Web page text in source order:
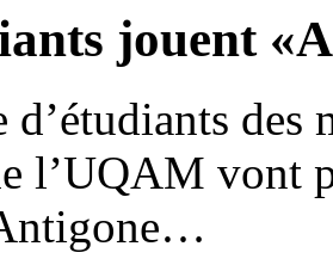
jouent
des
l’UQAM vont